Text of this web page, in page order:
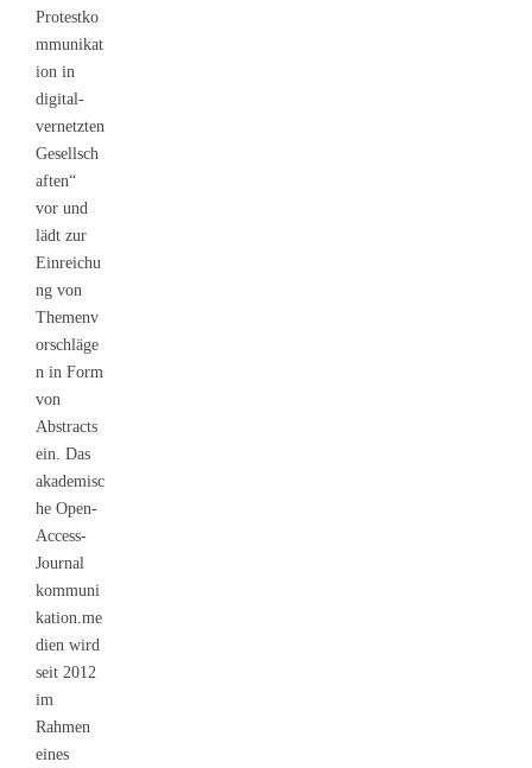
Protestko
mmunikat
ion in
digital-
vernetzten
Gesellsch
aften“
vor und
lädt zur
Einreichu
ng von
Themenv
orschläge
n in Form
von
Abstracts
ein. Das
akademisc
he Open-
Access-
Journal
kommuni
kation.me
dien wird
seit 2012
im
Rahmen
eines